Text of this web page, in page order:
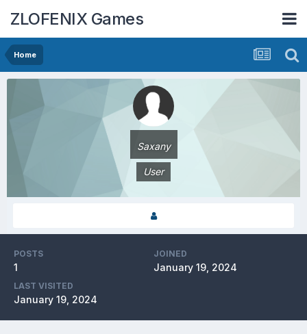
ZLOFENIX Games
Home
Saxany
User
POSTS
1
JOINED
January 19, 2024
LAST VISITED
January 19, 2024